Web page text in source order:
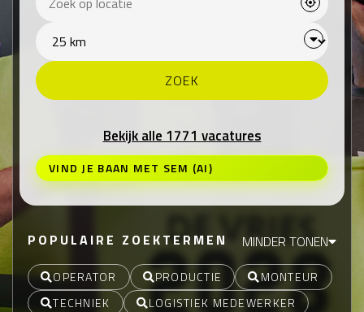
Bekijk alle 1771 vacatures
VIND JE BAAN MET SEM (AI)
POPULAIRE ZOEKTERMEN MINDER TONEN
OPERATOR PRODUCTIE
MONTEUR
TECHNIEK
LOGISTIEK MEDEWERKER